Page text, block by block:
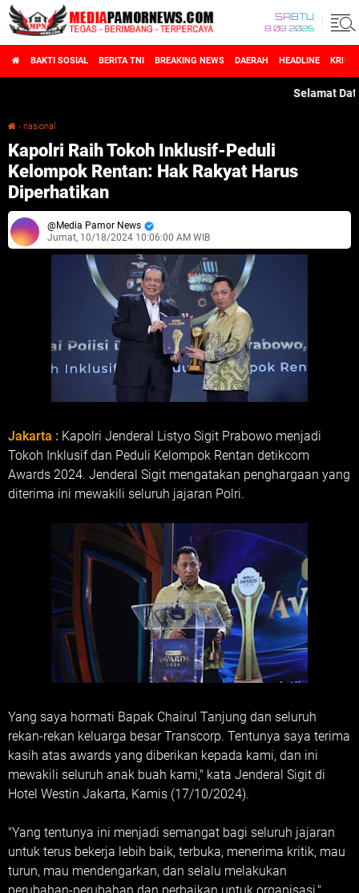
SABTU
8 08 2026
BAKTI SOSIAL BERITA TNI BREAKING NEWS DAERAH HEADLINE
Selamat Datang
› nasional
Kapolri Raih Tokoh Inklusif-Peduli
Kelompok Rentan: Hak Rakyat Harus
Diperhatikan
Media Pamor News
Jumat, 10/18/2024 10:06:00 AM WIB
Jakarta : Kapolri Jenderal Listyo Sigit Prabowo menjadi
Tokoh Inklusif dan Peduli Kelompok Rentan detikcom
Awards 2024. Jenderal Sigit mengatakan penghargaan yang
diterima ini mewakili seluruh jajaran Polri.
Yang saya hormati Bapak Chairul Tanjung dan seluruh
rekan-rekan keluarga besar Transcorp. Tentunya saya terima
kasih atas awards yang diberikan kepada kami, dan ini
mewakili seluruh anak buah kami," kata Jenderal Sigit di
Hotel Westin Jakarta, Kamis (17/10/2024).
"Yang tentunya ini menjadi semangat bagi seluruh jajaran
untuk terus bekerja lebih baik, terbuka, menerima kritik, mau
turun, mau mendengarkan, dan selalu melakukan